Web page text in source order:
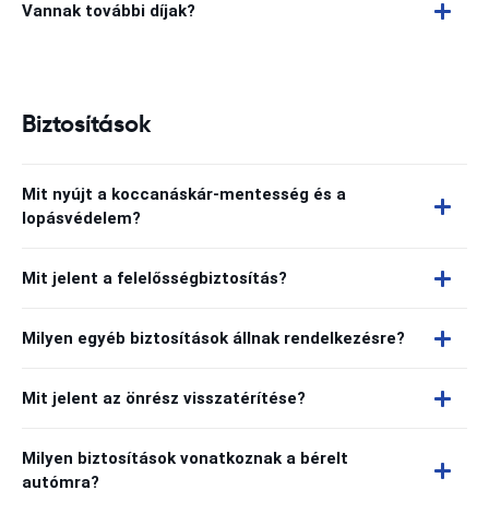
Vannak további díjak?
Biztosítások
Mit nyújt a koccanáskár-mentesség és a
lopásvédelem?
Mit jelent a felelősségbiztosítás?
Milyen egyéb biztosítások állnak rendelkezésre?
Mit jelent az önrész visszatérítése?
Milyen biztosítások vonatkoznak a bérelt
autómra?